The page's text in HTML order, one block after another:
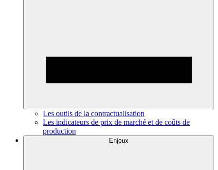
Les outils de la contractualisation
Les indicateurs de prix de marché et de coûts de
production
Enjeux